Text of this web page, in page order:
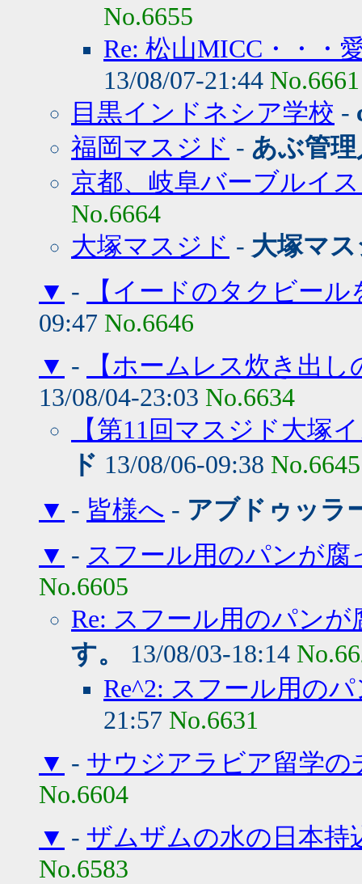
No.6655
Re: 松山MICC・・
13/08/07-21:44 No.6661
目黒インドネシア学校 -
福岡マスジド - あぶ管理
京都、岐阜バーブルイ
No.6664
大塚マスジド - 大塚マ
▼ -
【イードのタクビー
09:47 No.6646
▼ -
【ホームレス炊き出
13/08/04-23:03 No.6634
【第11回マスジド大塚
ド 13/08/06-09:38 No.6645
▼ - 皆様へ - アブドゥッラ
▼ - スフール用のパンが腐
No.6605
Re: スフール用のパン
す。
13/08/03-18:14
Re^2: スフール用の
21:57 No.6631
▼ - サウジアラビア留学の
No.6604
▼ - ザムザムの水の日本持
No.6583